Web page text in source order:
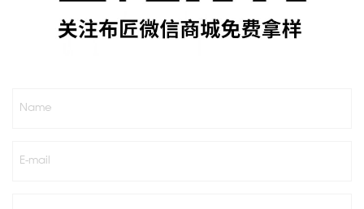
Name
E-mail